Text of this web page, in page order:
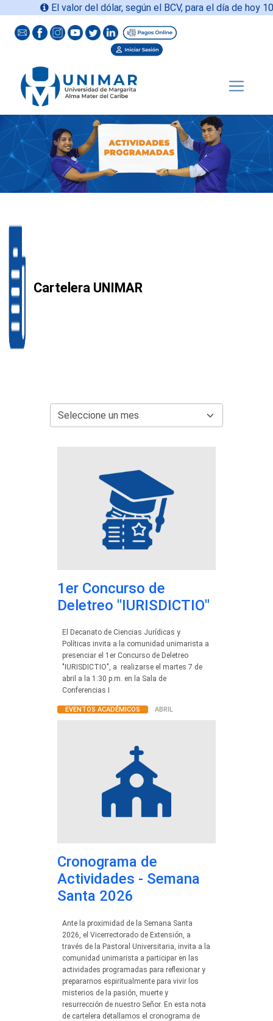
El valor del dólar, según el BCV, para el día de hoy 10-
Cartelera UNIMAR
1er Concurso de
Deletreo "IURISDICTIO"
El Decanato de Ciencias Jurídicas y
Políticas invita a la comunidad unimarista a
presenciar el 1er Concurso de Deletreo
"IURISDICTIO", a realizarse el martes 7 de
abril a la 1:30 p.m. en la Sala de
Conferencias I
EVENTOS ACADÉMICOS ABRIL
Cronograma de
Actividades - Semana
Santa 2026
Ante la proximidad de la Semana Santa
2026, el Vicerrectorado de Extensión, a
través de la Pastoral Universitaria, invita a la
comunidad unimarista a participar en las
actividades programadas para reflexionar y
prepararnos espiritualmente para vivir los
misterios de la pasión, muerte y
resurrección de nuestro Señor. En esta nota
de cartelera detallamos el cronograma de